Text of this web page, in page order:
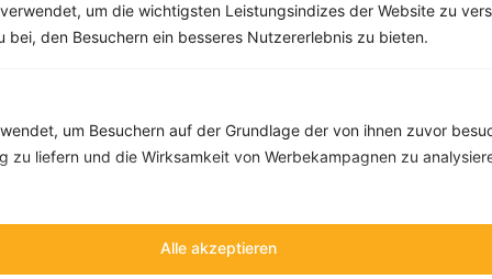
um die wichtigsten Leistungsindizes der Website zu
bei, den Besuchern ein besseres Nutzererlebnis zu bieten.
um Besuchern auf der Grundlage der von ihnen zuvor
zu liefern und die Wirksamkeit von Werbekampagnen zu
Alle akzeptieren